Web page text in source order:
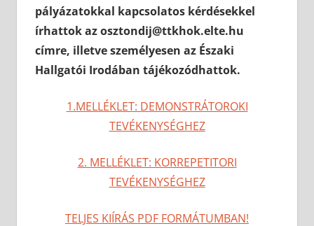
pályázatokkal kapcsolatos kérdésekkel
írhattok az osztondij@ttkhok.elte.hu
címre, illetve személyesen az Északi
Hallgatói Irodában tájékozódhattok.
1.MELLÉKLET: DEMONSTRÁTOROKI
TEVÉKENYSÉGHEZ
2. MELLÉKLET: KORREPETITORI
TEVÉKENYSÉGHEZ
TELJES KIÍRÁS PDF FORMÁTUMBAN!